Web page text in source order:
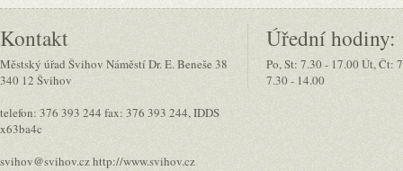
Kontakt
Městský úřad Švihov Náměstí Dr. E. Beneše 38
340 12 Švihov
telefon: 376 393 244 fax: 376 393 244, IDDS
x63ba4c
svihov@svihov.cz http://www.svihov.cz
Úřední hodiny:
Po, St: 7.30 - 17.00 Út, Čt:
7.30 - 14.00